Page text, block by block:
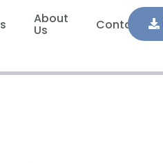
About
Us Contact